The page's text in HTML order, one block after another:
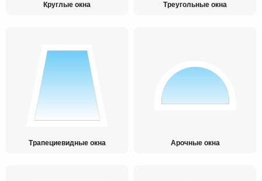
Круглые окна Треугольные окна
Трапециевидные окна Арочные окна